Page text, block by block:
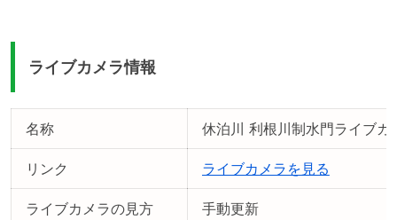
ライブカメラ情報
名称 休泊川 利根川制水門ライブカ
リンク ライブカメラを見る
ライブカメラの見方 手動更新